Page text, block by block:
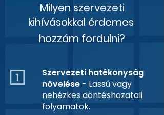
Milyen szervezeti
kihívásokkal érdemes
hozzám fordulni?
Szervezeti hatékonyság
növelése - Lassú vagy
nehézkes döntéshozatali
folyamatok.